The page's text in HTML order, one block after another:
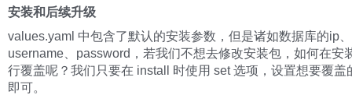
安装和后续升级
values.yaml 中包含了默认的安装参数，但是诸如数据库的ip、
username、password，若我们不想去修改安装包，如何在安
行覆盖呢？我们只要在 install 时使用 set 选项，设置想要覆盖
即可。